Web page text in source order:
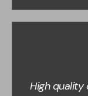
High quality